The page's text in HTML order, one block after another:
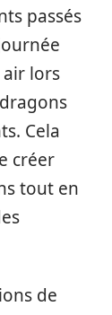
passés
air lors
Cela
créer
tout en
de